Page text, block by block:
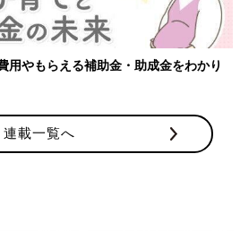
【ワクチン接種できるものも】妊婦の感
連載一覧へ